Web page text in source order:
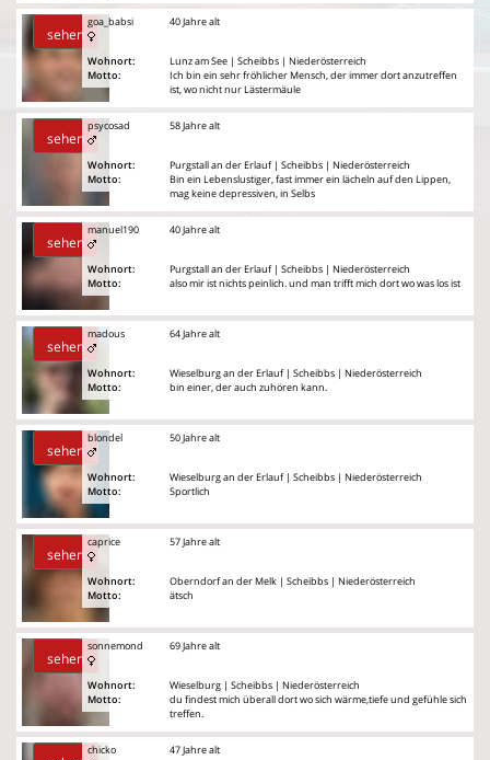
sehen
goa_babsi
Wohnort:
Motto:
40 Jahre alt
Lunz am See | Scheibbs | Niederösterreich
Ich bin ein sehr fröhlicher Mensch, der immer dort anzutreffen
ist, wo nicht nur Lästermäule
sehen
psycosad
Wohnort:
Motto:
58 Jahre alt
Purgstall an der Erlauf | Scheibbs | Niederösterreich
Bin ein Lebenslustiger, fast immer ein lächeln auf den Lippen,
mag keine depressiven, in Selbs
sehen
manuel190
Wohnort:
Motto:
40 Jahre alt
Purgstall an der Erlauf | Scheibbs | Niederösterreich
also mir ist nichts peinlich. und man trifft mich dort wo was los ist
sehen
madous
Wohnort:
Motto:
64 Jahre alt
Wieselburg an der Erlauf | Scheibbs | Niederösterreich
bin einer, der auch zuhören kann.
sehen
blondel
Wohnort:
Motto:
50 Jahre alt
Wieselburg an der Erlauf | Scheibbs | Niederösterreich
Sportlich
sehen
caprice
Wohnort:
Motto:
57 Jahre alt
Oberndorf an der Melk | Scheibbs | Niederösterreich
ätsch
sehen
sonnemond
Wohnort:
Motto:
69 Jahre alt
Wieselburg | Scheibbs | Niederösterreich
du findest mich überall dort wo sich wärme,tiefe und gefühle sich
treffen.
chicko 47 Jahre alt